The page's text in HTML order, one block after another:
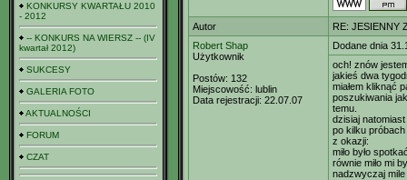
KONKURSY KWARTAŁU 2010
- 2012
-- KONKURS NA WIERSZ -- (IV
kwartał 2012)
SUKCESY
GALERIA FOTO
AKTUALNOŚCI
FORUM
CZAT
Autor
RE: JESIENNY
Robert Shap
Użytkownik
Postów: 132
Miejscowość: lublin
Data rejestracji: 22.07.07
Dodane dnia
och! znów
jakieś dwa
miałem kliknąć
poszukiwania
temu.
dzisiaj
po kilku
z okazji:
miło było
równie miło mi
nadzwyczaj